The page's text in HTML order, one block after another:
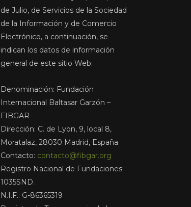
de Julio, de Servicios de la Sociedad
de la Información y de Comercio
Electrónico, a continuación, se
indican los datos de información
general de este sitio Web:
Denominación: Fundación
Internacional Baltasar Garzón –
FIBGAR–
Dirección: C. de Lyon, 9, local 8,
Moratalaz, 28030 Madrid, España
Contacto: contacto@fibgar.org
Registro Nacional de Fundaciones:
1035SND.
N.I.F.: G-86365319